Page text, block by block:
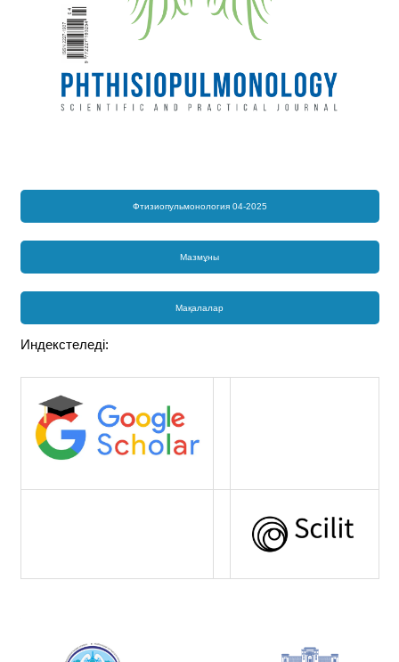
Фтизиопульмонология 04-2025
Мазмұны
Мақалалар
Индекстеледі: